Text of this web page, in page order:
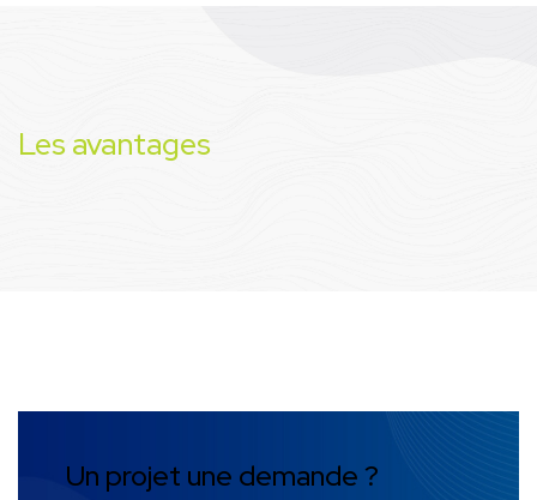
Les avantages
Un projet une demande ?